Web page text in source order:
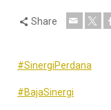
Share
#SinergiPerdana
#BajaSinergi